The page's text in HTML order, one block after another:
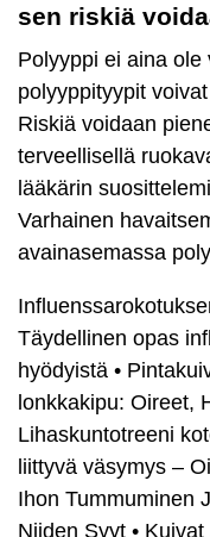
sen riskiä
Polyyppi ei aina
polyyppityypit
Riskiä voidaan
terveellisellä
lääkärin
Varhainen
avainasemassa
Täydellinen opas
hyödyistä •
lonkkakipu: Oireet,
Lihaskuntotreeni
liittyvä väsymys –
Ihon Tummuminen
Niiden Syyt • Kuivat